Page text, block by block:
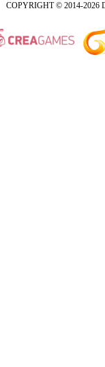
COPYRIGHT © 2014-2026